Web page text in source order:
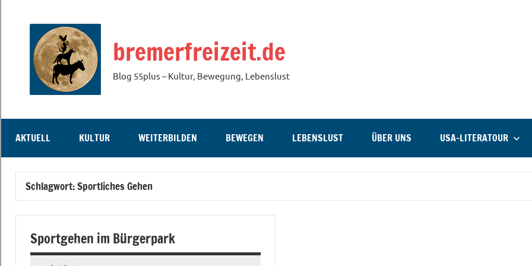
springen
bremerfreizeit.de
Blog 55plus – Kultur, Bewegung, Lebenslust
AKTUELL KULTUR WEITERBILDEN BEWEGEN LEBENSLUST ÜBER UNS USA-LITERATOUR
Schlagwort:Sportliches Gehen
Sportgehen im Bürgerpark